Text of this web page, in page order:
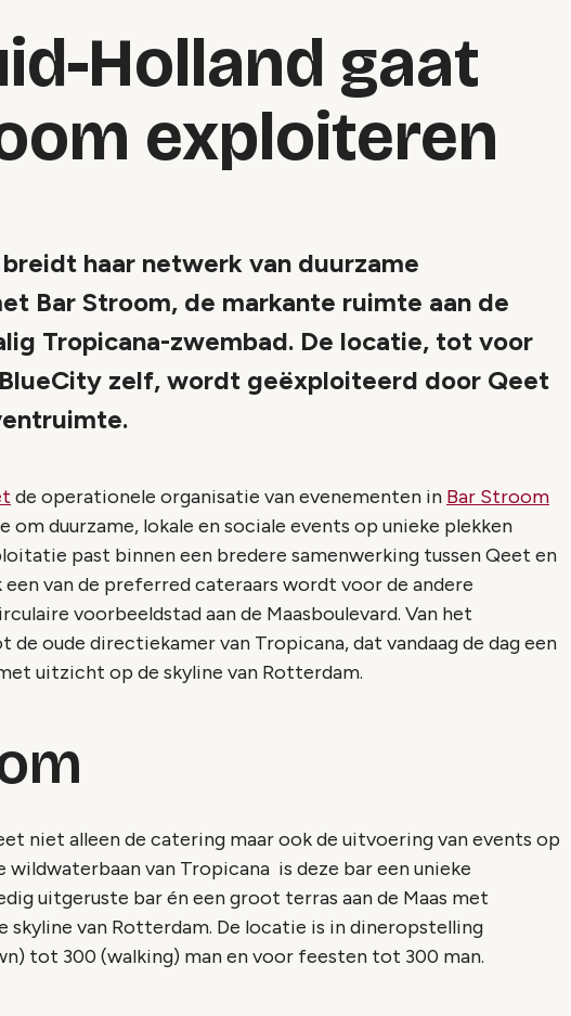
Holland gaat
exploiteren
haar netwerk van duurzame
Bar Stroom, de markante ruimte aan de
Tropicana-zwembad. De locatie, tot voor
zelf, wordt geëxploiteerd door Qeet
de operationele organisatie van evenementen in Bar Stroom
om duurzame, lokale en sociale events op unieke plekken
past binnen een bredere samenwerking tussen Qeet en
van de preferred cateraars wordt voor de andere
voorbeeldstad aan de Maasboulevard. Van het
oude directiekamer van Tropicana, dat vandaag de dag een
uitzicht op de skyline van Rotterdam.
niet alleen de catering maar ook de uitvoering van events op
wildwaterbaan van Tropicana is deze bar een unieke
uitgeruste bar én een groot terras aan de Maas met
van Rotterdam. De locatie is in dineropstelling
tot 300 (walking) man en voor feesten tot 300 man.